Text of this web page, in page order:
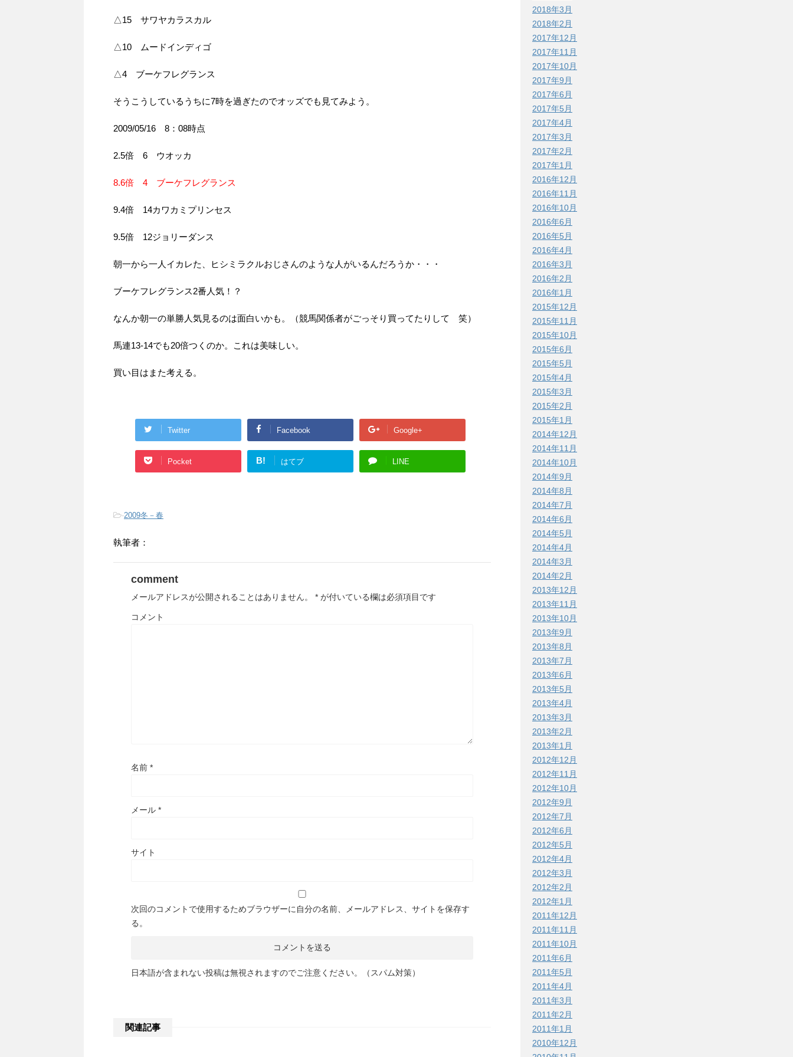
△15 サワヤカラスカル
△10 ムードインディゴ
△4 ブーケフレグランス
そうこうしているうちに7時を過ぎたのでオッズでも見てみよう。
2009/05/16 8：08時点
2.5倍 6 ウオッカ
8.6倍 4 ブーケフレグランス
9.4倍 14カワカミプリンセス
9.5倍 12ジョリーダンス
朝一から一人イカレた、ヒシミラクルおじさんのような人がいるんだろうか・・・
ブーケフレグランス2番人気！？
なんか朝一の単勝人気見るのは面白いかも。（競馬関係者がごっそり買ってたりして 笑）
馬連13-14でも20倍つくのか。これは美味しい。
買い目はまた考える。
Twitter Facebook Google+
Pocket B! はてブ LINE
-2009冬－春
執筆者：
comment
メールアドレスが公開されることはありません。 * が付いている欄は必須項目です
コメント
名前 *
メール *
サイト
次回のコメントで使用するためブラウザーに自分の名前、メールアドレス、サイトを保存す
る。
日本語が含まれない投稿は無視されますのでご注意ください。（スパム対策）
関連記事
2018年3月
2018年2月
2017年12月
2017年11月
2017年10月
2017年9月
2017年6月
2017年5月
2017年4月
2017年3月
2017年2月
2017年1月
2016年12月
2016年11月
2016年10月
2016年6月
2016年5月
2016年4月
2016年3月
2016年2月
2016年1月
2015年12月
2015年11月
2015年10月
2015年6月
2015年5月
2015年4月
2015年3月
2015年2月
2015年1月
2014年12月
2014年11月
2014年10月
2014年9月
2014年8月
2014年7月
2014年6月
2014年5月
2014年4月
2014年3月
2014年2月
2013年12月
2013年11月
2013年10月
2013年9月
2013年8月
2013年7月
2013年6月
2013年5月
2013年4月
2013年3月
2013年2月
2013年1月
2012年12月
2012年11月
2012年10月
2012年9月
2012年7月
2012年6月
2012年5月
2012年4月
2012年3月
2012年2月
2012年1月
2011年12月
2011年11月
2011年10月
2011年6月
2011年5月
2011年4月
2011年3月
2011年2月
2011年1月
2010年12月